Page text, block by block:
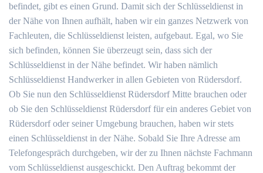
befindet, gibt es einen Grund. Damit sich der Schlüsseldienst in
der Nähe von Ihnen aufhält, haben wir ein ganzes Netzwerk von
Fachleuten, die Schlüsseldienst leisten, aufgebaut. Egal, wo Sie
sich befinden, können Sie überzeugt sein, dass sich der
Schlüsseldienst in der Nähe befindet. Wir haben nämlich
Schlüsseldienst Handwerker in allen Gebieten von Rüdersdorf.
Ob Sie nun den Schlüsseldienst Rüdersdorf Mitte brauchen oder
ob Sie den Schlüsseldienst Rüdersdorf für ein anderes Gebiet von
Rüdersdorf oder seiner Umgebung brauchen, haben wir stets
einen Schlüsseldienst in der Nähe. Sobald Sie Ihre Adresse am
Telefongespräch durchgeben, wir der zu Ihnen nächste Fachmann
vom Schlüsseldienst ausgeschickt. Den Auftrag bekommt der